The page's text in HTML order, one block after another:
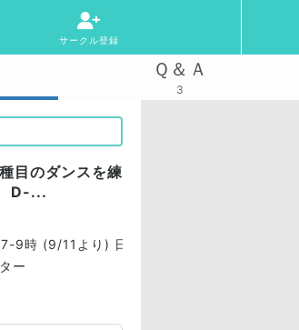
サークル登録
Ｑ＆Ａ
3
目のダンスを練
D-...
時 (9/11より) 日程、時間帯は、ご相談下さい
ー